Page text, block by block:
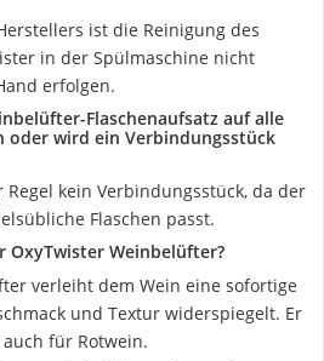
ist die Reinigung des
in der Spülmaschine nicht
erfolgen.
Flaschenaufsatz auf alle
oder wird ein Verbindungsstück
kein Verbindungsstück, da der
Flaschen passt.
OxyTwister Weinbelüfter?
verleiht dem Wein eine sofortige
und Textur widerspiegelt. Er
für Rotwein.